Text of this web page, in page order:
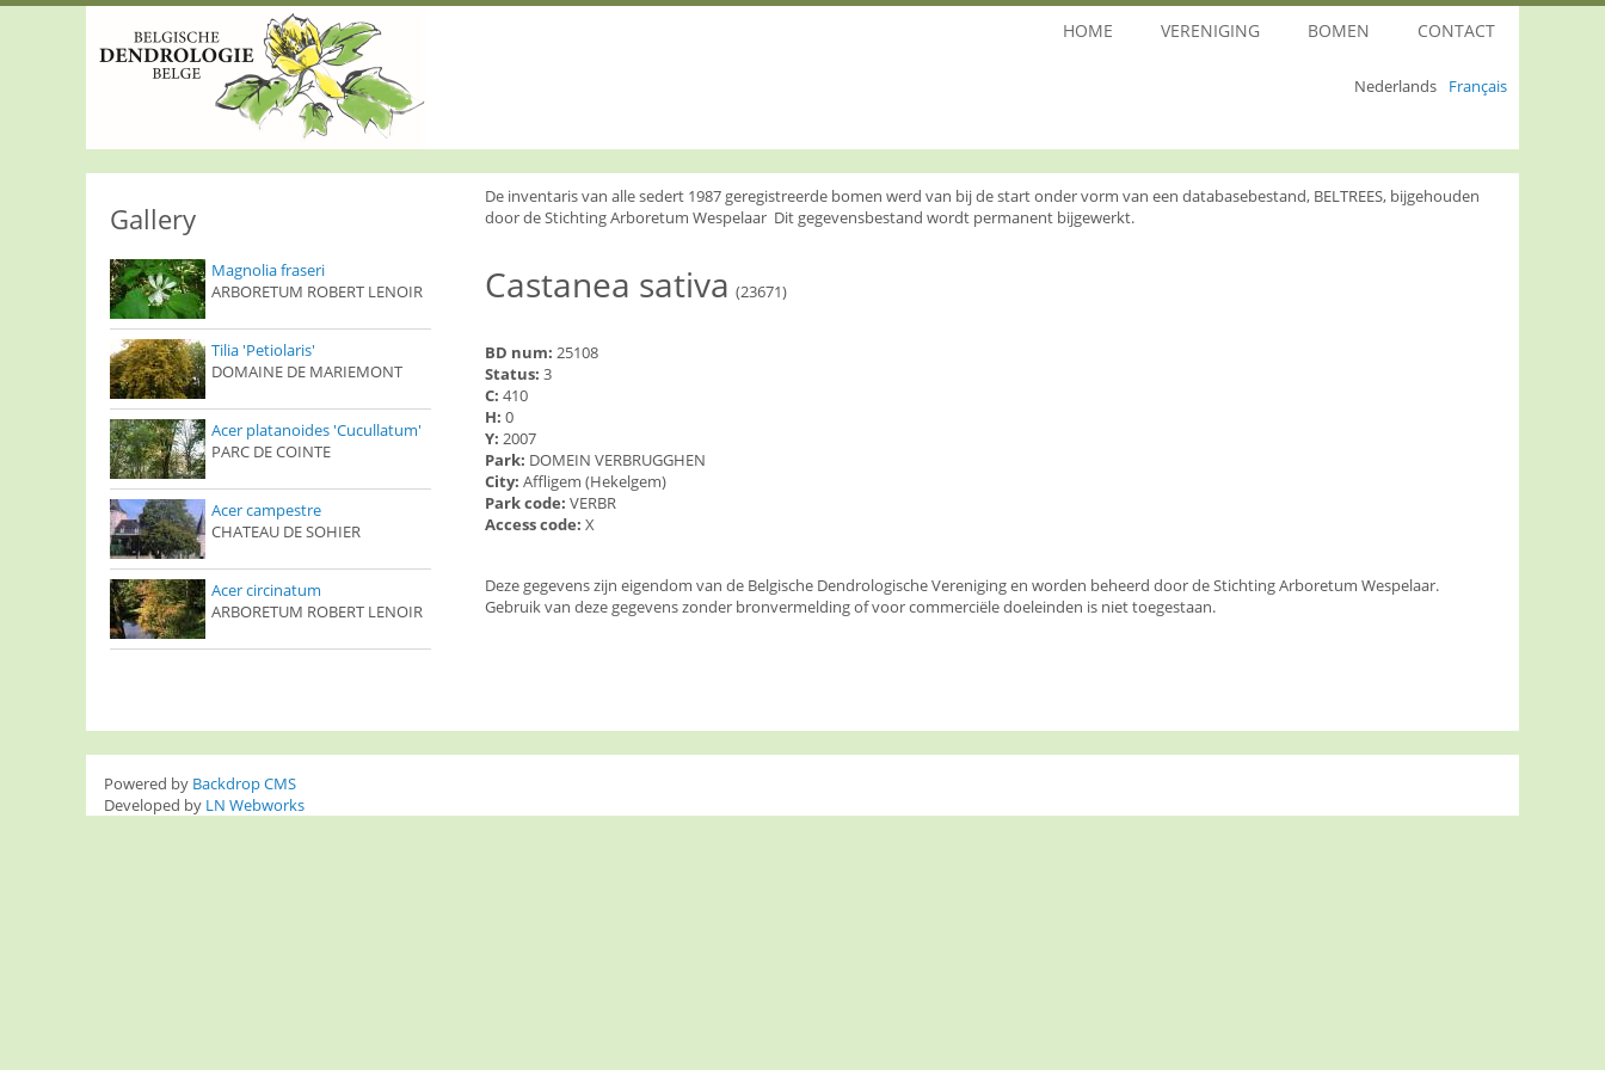
Nederlands Français
HOME VERENIGING BOMEN CONTACT
De inventaris van alle sedert 1987 geregistreerde bomen werd van bij de start onder vorm van een databasebestand, BELTREES, bijgehouden
door de Stichting Arboretum Wespelaar Dit gegevensbestand wordt permanent bijgewerkt.
Castanea sativa (23671)
BD num: 25108
Status: 3
C: 410
H: 0
Y: 2007
Park: DOMEIN VERBRUGGHEN
City: Affligem (Hekelgem)
Park code: VERBR
Access code: X
Deze gegevens zijn eigendom van de Belgische Dendrologische Vereniging en worden beheerd door de Stichting Arboretum Wespelaar.
Gebruik van deze gegevens zonder bronvermelding of voor commerciële doeleinden is niet toegestaan.
Gallery
Magnolia fraseri
ARBORETUM ROBERT LENOIR
Tilia 'Petiolaris'
DOMAINE DE MARIEMONT
Acer platanoides 'Cucullatum'
PARC DE COINTE
Acer campestre
CHATEAU DE SOHIER
Acer circinatum
ARBORETUM ROBERT LENOIR
Powered by Backdrop CMS
Developed by LN Webworks